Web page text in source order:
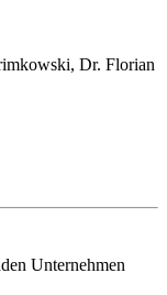
Dr. Florian
Unternehmen